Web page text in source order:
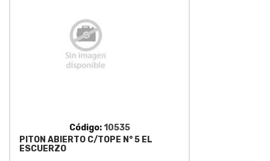
Código:10535
PITON ABIERTO C/TOPE N° 5 EL
ESCUERZO